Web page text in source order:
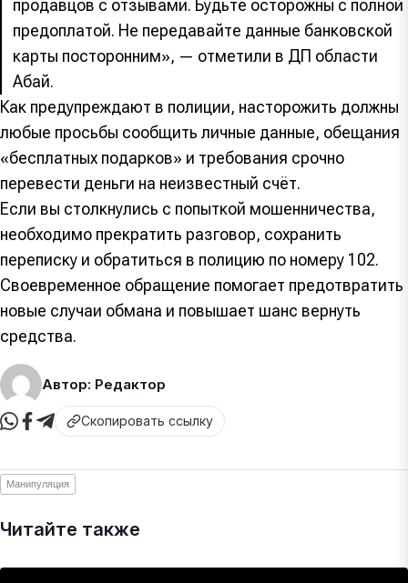
продавцов с отзывами. Будьте осторожны с полной
предоплатой. Не передавайте данные банковской
карты посторонним», — отметили в ДП области
Абай.
Как предупреждают в полиции, насторожить должны
любые просьбы сообщить личные данные, обещания
«бесплатных подарков» и требования срочно
перевести деньги на неизвестный счёт.
Если вы столкнулись с попыткой мошенничества,
необходимо прекратить разговор, сохранить
переписку и обратиться в полицию по номеру 102.
Своевременное обращение помогает предотвратить
новые случаи обмана и повышает шанс вернуть
средства.
Автор: Редактор
Скопировать ссылку
Манипуляция
Читайте также